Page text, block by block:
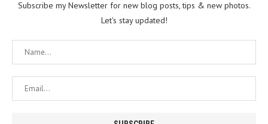
Subscribe my Newsletter for new blog posts, tips & new photos.
Let's stay updated!